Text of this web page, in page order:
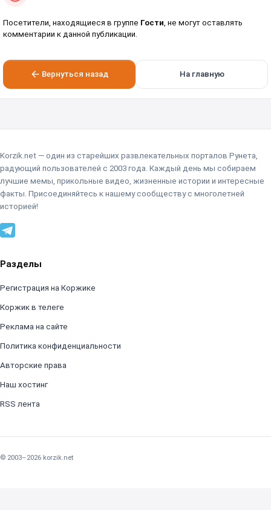
Посетители, находящиеся в группе Гости , не могут оставлять
комментарии к данной публикации.
Вернуться назад На главную
Korzik.net — один из старейших развлекательных порталов Рунета,
радующий пользователей с 2003 года. Каждый день мы собираем
лучшие мемы, прикольные видео, жизненные истории и интересные
факты. Присоединяйтесь к нашему сообществу с многолетней
историей!
Разделы
Регистрация на Коржике
Коржик в телеге
Реклама на сайте
Политика конфиденциальности
Авторские права
Наш хостинг
RSS лента
© 2003–2026 korzik.net